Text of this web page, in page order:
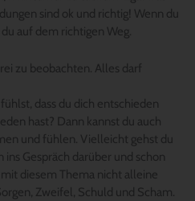
sind ok und richtig! Wenn du
auf dem richtigen Weg.
zu beobachten. Alles darf
dass du dich entschieden
hast? Dann kannst du auch
und fühlen. Vielleicht gehst du
Gespräch darüber und schon
diesem Thema nicht alleine
Zweifel, Schuld und Scham.